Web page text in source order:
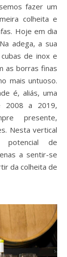
fazer um
colheita e
Hoje em dia
adega, a sua
de inox e
as borras finas
mais untuoso.
é, aliás, uma
2008 a 2019,
presente,
Nesta vertical
de
a sentir-se
da colheita de